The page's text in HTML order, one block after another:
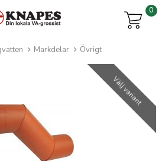
0
Markdelar Övrigt
Välj variant